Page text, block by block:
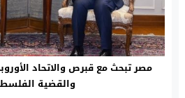
مصر تبحث مع قبرص والاتحاد
والقضية